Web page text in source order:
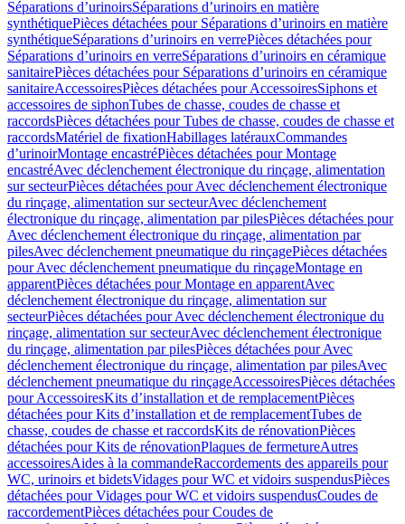
Séparations d’urinoirsSéparations d’urinoirs en matière
synthétiquePièces détachées pour Séparations d’urinoirs en matière
synthétiqueSéparations d’urinoirs en verrePièces détachées pour
Séparations d’urinoirs en verreSéparations d’urinoirs en céramique
sanitairePièces détachées pour Séparations d’urinoirs en céramique
sanitaireAccessoiresPièces détachées pour AccessoiresSiphons et
accessoires de siphonTubes de chasse, coudes de chasse et
raccordsPièces détachées pour Tubes de chasse, coudes de chasse et
raccordsMatériel de fixationHabillages latérauxCommandes
dʼurinoirMontage encastréPièces détachées pour Montage
encastréAvec déclenchement électronique du rinçage, alimentation
sur secteurPièces détachées pour Avec déclenchement électronique
du rinçage, alimentation sur secteurAvec déclenchement
électronique du rinçage, alimentation par pilesPièces détachées pour
Avec déclenchement électronique du rinçage, alimentation par
pilesAvec déclenchement pneumatique du rinçagePièces détachées
pour Avec déclenchement pneumatique du rinçageMontage en
apparentPièces détachées pour Montage en apparentAvec
déclenchement électronique du rinçage, alimentation sur
secteurPièces détachées pour Avec déclenchement électronique du
rinçage, alimentation sur secteurAvec déclenchement électronique
du rinçage, alimentation par pilesPièces détachées pour Avec
déclenchement électronique du rinçage, alimentation par pilesAvec
déclenchement pneumatique du rinçageAccessoiresPièces détachées
pour AccessoiresKits d’installation et de remplacementPièces
détachées pour Kits d’installation et de remplacementTubes de
chasse, coudes de chasse et raccordsKits de rénovationPièces
détachées pour Kits de rénovationPlaques de fermetureAutres
accessoiresAides à la commandeRaccordements des appareils pour
WC, urinoirs et bidetsVidages pour WC et vidoirs suspendusPièces
détachées pour Vidages pour WC et vidoirs suspendusCoudes de
raccordementPièces détachées pour Coudes de